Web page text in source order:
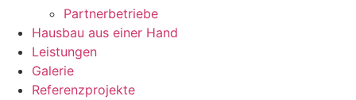
Partnerbetriebe
Hausbau aus einer Hand
Leistungen
Galerie
Referenzprojekte